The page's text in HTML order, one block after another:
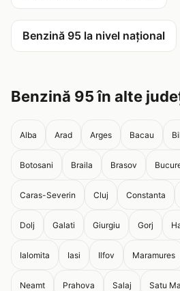
Benzină 95 la nivel național
Benzină 95 în alte
Alba Arad Arges Bacau
Botosani Braila Brasov
Caras-Severin Cluj Constanta
Dolj Galati Giurgiu Gorj
Ialomita Iasi Ilfov Maramures
Neamt Prahova Salaj Satu